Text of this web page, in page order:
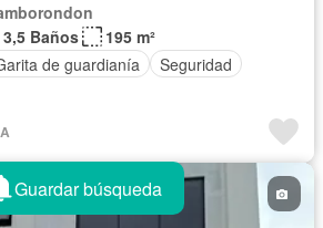
3,5 Baños
195 m²
de guardianía
Seguridad
Guardar búsqueda